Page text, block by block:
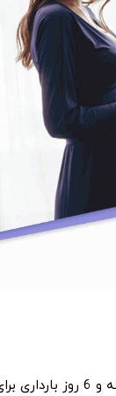
غربالگری سه ماهه اول بارداری ترکیبی از دو آزمایش خون و سونوگرافی فراصوت است که در هفته 11 تا 13هفته و 6 روز